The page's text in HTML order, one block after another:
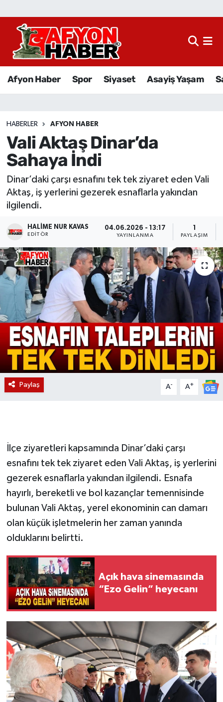
Afyon Haber Spor Siyaset Asayiş Yaşam
HABERLER AFYON HABER
Vali Aktaş Dinar’da
Sahaya İndi
Dinar’daki çarşı esnafını tek tek ziyaret eden Vali
Aktaş, iş yerlerini gezerek esnaflarla yakından
ilgilendi.
HALIME NUR KAVAS
EDITÖR
04.06.2026 - 13:17
YAYINLANMA PAYLAŞIM
Paylaş A- A+
İlçe ziyaretleri kapsamında Dinar’daki çarşı
esnafını tek tek ziyaret eden Vali Aktaş, iş yerlerini
gezerek esnaflarla yakından ilgilendi. Esnafa
hayırlı, bereketli ve bol kazançlar temennisinde
bulunan Vali Aktaş, yerel ekonominin can damarı
olan küçük işletmelerin her zaman yanında
olduklarını belirtti.
Açık hava sinemasında
“Ezo Gelin” heyecanı
Afyon Haber
Sağlık
Eğitim
Sivil Toplum
Etkinlikler